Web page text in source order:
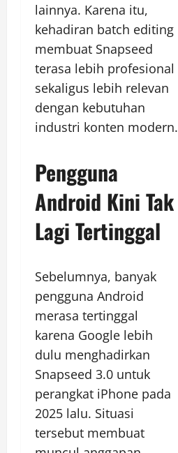
lainnya. Karena itu,
kehadiran batch editing
membuat Snapseed
terasa lebih profesional
sekaligus lebih relevan
dengan kebutuhan
industri konten modern.
Pengguna
Android Kini Tak
Lagi Tertinggal
Sebelumnya, banyak
pengguna Android
merasa tertinggal
karena Google lebih
dulu menghadirkan
Snapseed 3.0 untuk
perangkat iPhone pada
2025 lalu. Situasi
tersebut membuat